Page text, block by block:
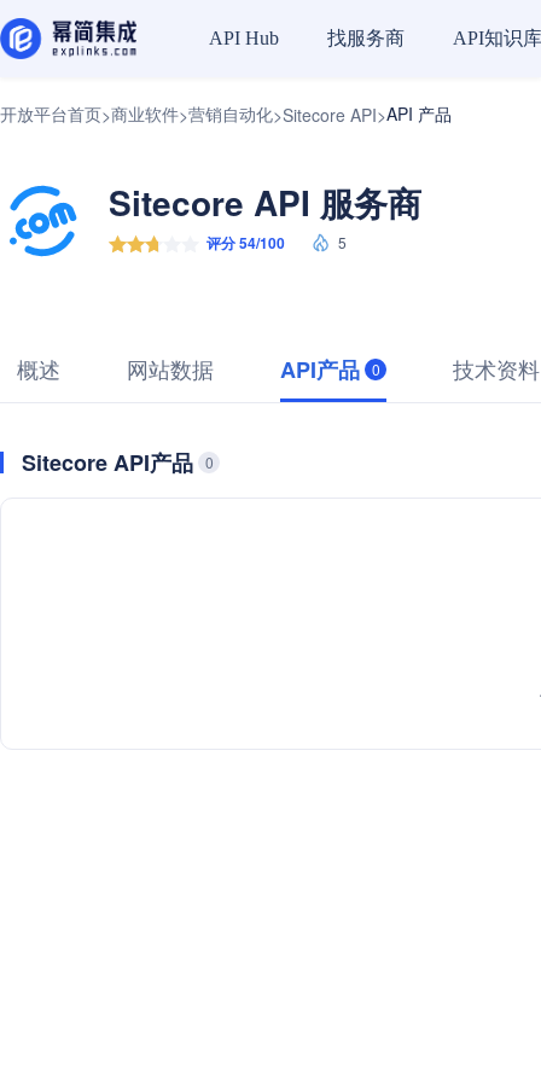
API Hub 找服务商 API知识库
开放平台首页>商业软件>营销自动化>Sitecore API>API 产品
Sitecore API 服务商
评分 54/100 5
概述 网站数据 API产品 0 技术资料
Sitecore API产品 0